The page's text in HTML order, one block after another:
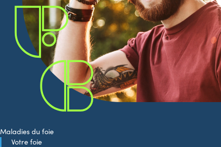
Maladies du foie
Votre foie